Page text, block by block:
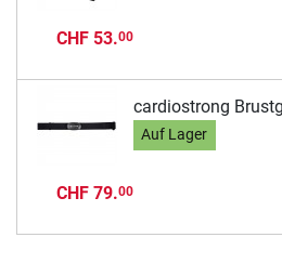
CHF 53.00
cardiostrong
Auf Lager
CHF 79.00